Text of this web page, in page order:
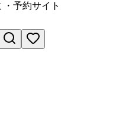
予約サイト